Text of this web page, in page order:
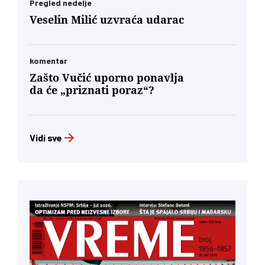
Pregled nedelje
Veselin Milić uzvraća udarac
komentar
Zašto Vučić uporno ponavlja
da će „priznati poraz“?
Vidi sve